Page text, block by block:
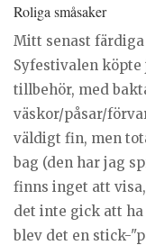
Roliga småsaker
Mitt senast
Syfestivalen
tillbehör, med
väskor/påsar/
väldigt fin, men
bag (den har jag
finns inget att
det inte gick att ha
blev det en stick-